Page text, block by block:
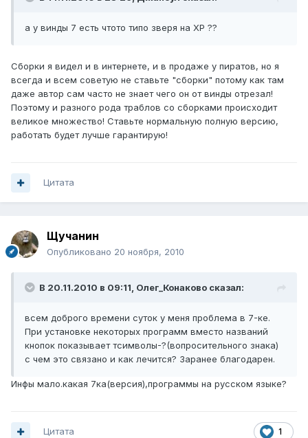
а у винды 7 есть чтото типо зверя на ХР ??
Сборки я видел и в интернете, и в продаже у пиратов, но я
всегда и всем советую не ставьте "сборки" потому как там
даже автор сам часто не знает чего он от винды отрезал!
Поэтому и разного рода траблов со сборками происходит
великое множество! Ставьте нормальную полную версию,
работать будет лучше гарантирую!
Цитата
Щучанин
Опубликовано 20 ноября, 2010
В 20.11.2010 в 09:11, Олег_Конаково сказал:
всем доброго времени суток у меня проблема в 7-ке.
При установке некоторых программ вместо названий
кнопок показывает тсимволы-?(вопросительного знака)
с чем это связано и как лечится? Заранее благодарен.
Инфы мало.какая 7ка(версия),программы на русском языке?
1
Цитата